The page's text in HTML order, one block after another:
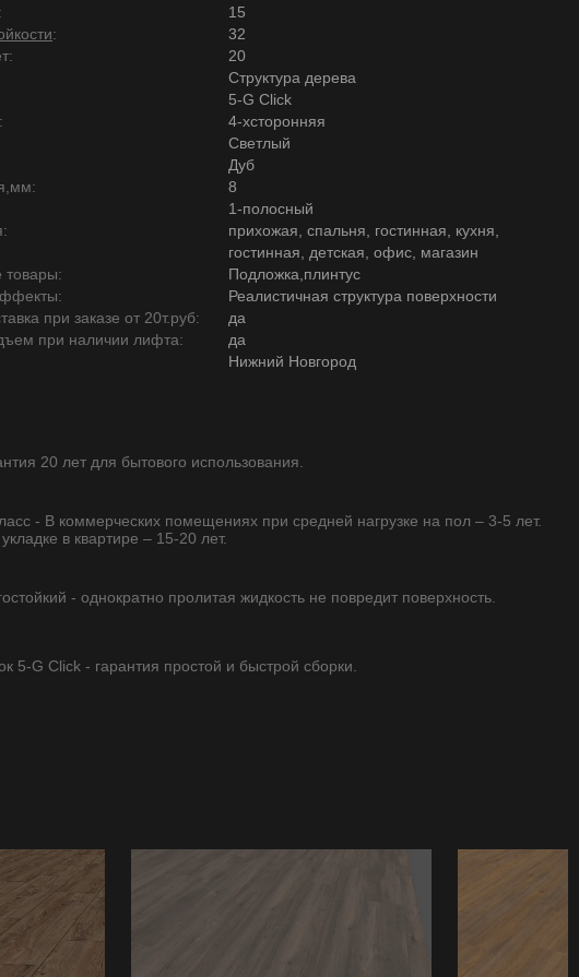
15
:
32
20
Структура дерева
5-G Click
4-хсторонняя
Светлый
Дуб
8
1-полосный
прихожая, спальня, гостинная, кухня,
гостинная, детская, офис, магазин
товары:
Подложка,плинтус
Реалистичная структура поверхности
при заказе от 20т.руб:
да
при наличии лифта:
да
Нижний Новгород
20 лет для бытового использования.
- В коммерческих помещениях при средней нагрузке на пол – 3-5 лет.
в квартире – 15-20 лет.
- однократно пролитая жидкость не повредит поверхность.
5-G Click - гарантия простой и быстрой сборки.